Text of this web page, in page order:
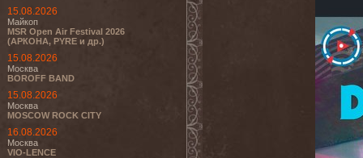
15.08.2026
Майкоп
MSR Open Air Festival 2026
(АРКОНА, PYRE и др.)
15.08.2026
Москва
BOROFF BAND
15.08.2026
Москва
MOSCOW ROCK CITY
16.08.2026
Москва
VIO-LENCE